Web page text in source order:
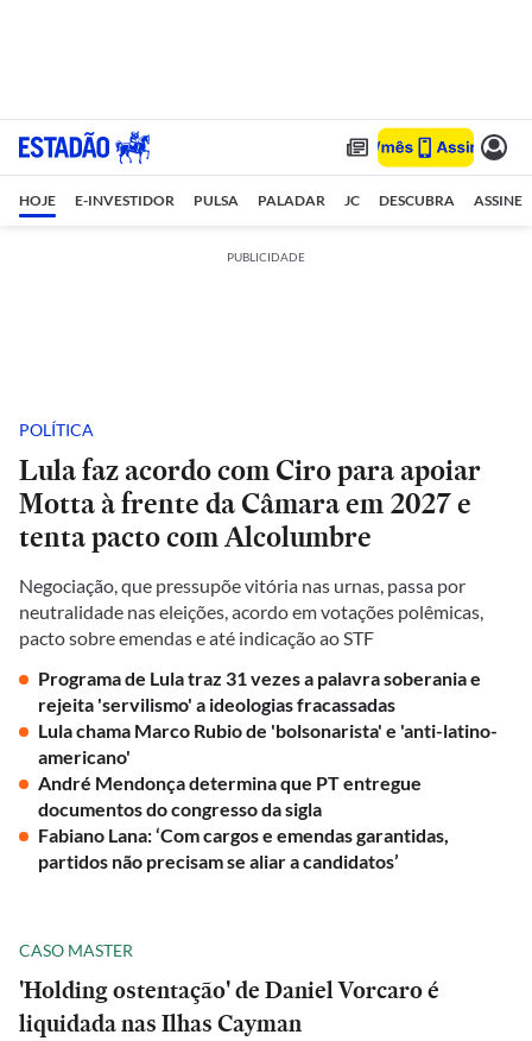
HOJE E-INVESTIDOR PULSA PALADAR JC DESCUBRA ASSINE
PUBLICIDADE
POLÍTICA
Lula faz acordo com Ciro para apoiar
Motta à frente da Câmara em 2027 e
tenta pacto com Alcolumbre
Negociação, que pressupõe vitória nas urnas, passa por
neutralidade nas eleições, acordo em votações polêmicas,
pacto sobre emendas e até indicação ao STF
Programa de Lula traz 31 vezes a palavra soberania e
rejeita 'servilismo' a ideologias fracassadas
Lula chama Marco Rubio de 'bolsonarista' e 'anti-latino-
americano'
André Mendonça determina que PT entregue
documentos do congresso da sigla
Fabiano Lana: ‘Com cargos e emendas garantidas,
partidos não precisam se aliar a candidatos’
CASO MASTER
'Holding ostentação' de Daniel Vorcaro é
liquidada nas Ilhas Cayman